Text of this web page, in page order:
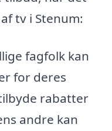
tv i Stenum:
fagfolk kan
for deres
rabatter
andre kan